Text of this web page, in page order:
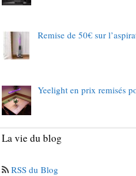
Remise de 50€ sur
Yeelight en prix remisés
La vie du blog
RSS du Blog